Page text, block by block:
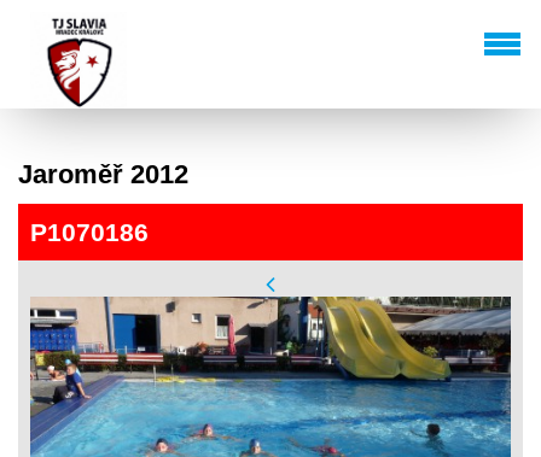
Jaroměř 2012
P1070186